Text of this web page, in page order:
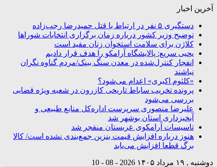
آخرین اخبار
دستگیری ۵ نفر در ارتباط با قتل حمیدرضا رجب‌زاده
توضیح وزیر کشور درباره زمان برگزاری انتخابات شوراها
کلاژن برای سلامت استخوان زنان مفید است
یحیی سریع: پالایشگاه آرامکو را هدف قرار دادیم
انفجار کنترل‌شده در معدن سنگ بینک/مردم گناوه نگران
نباشند
«کلثوم اکبری» اعدام می‌شود؟
پرونده تخریب ساباط تاریخی کازرون در شعبه ویژه قضایی
بررسی می‌شود
علیرضا منصوری سرپرست اداره‌کل منابع طبیعی و
آبخیزداری استان بوشهر شد
تاسیسات آرامکوی عربستان منفجر شد
هنوز درباره افزایش قیمت بنزین جمع‌بندی نشده است/ کالا
برگ قطعا افزایش می‌یابد
دوشنبه , ۱۹ مرداد ۱۴۰۵ 2026 - 08 - 10